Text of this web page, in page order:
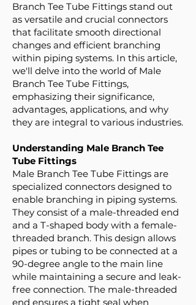
Branch Tee Tube Fittings stand out
as versatile and crucial connectors
that facilitate smooth directional
changes and efficient branching
within piping systems. In this article,
we'll delve into the world of Male
Branch Tee Tube Fittings,
emphasizing their significance,
advantages, applications, and why
they are integral to various industries.
Understanding Male Branch Tee
Tube Fittings
Male Branch Tee Tube Fittings are
specialized connectors designed to
enable branching in piping systems.
They consist of a male-threaded end
and a T-shaped body with a female-
threaded branch. This design allows
pipes or tubing to be connected at a
90-degree angle to the main line
while maintaining a secure and leak-
free connection. The male-threaded
end ensures a tight seal when